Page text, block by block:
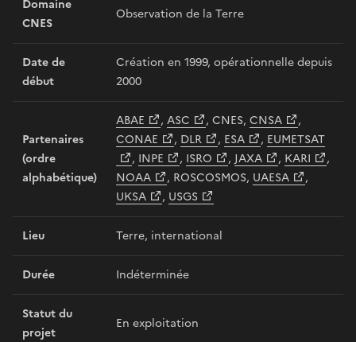
Domaine
CNES
Observation de la Terre
Date de
début
Création en 1999, opérationnelle depuis
2000
Partenaires
(ordre
alphabétique)
ABAE , ASC , CNES, CNSA
,
CONAE
, DLR , ESA , EUMETSAT
, INPE , ISRO , JAXA , KARI
,
NOAA
, ROSCOSMOS, UAESA
,
UKSA
, USGS
Lieu Terre, international
Durée Indéterminée
Statut du
projet
En exploitation